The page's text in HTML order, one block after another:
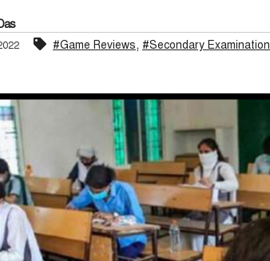
#Game Reviews, #Secondary Examination